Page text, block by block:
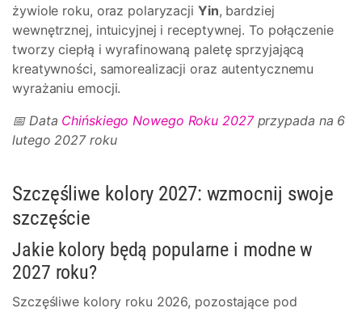
żywiole roku, oraz polaryzacji Yin, bardziej
wewnętrznej, intuicyjnej i receptywnej. To połączenie
tworzy ciepłą i wyrafinowaną paletę sprzyjającą
kreatywności, samorealizacji oraz autentycznemu
wyrażaniu emocji.
📅 Data Chińskiego Nowego Roku 2027przypada na 6
lutego 2027 roku
Szczęśliwe kolory 2027: wzmocnij swoje
szczęście
Jakie kolory będą popularne i modne w
2027 roku?
Szczęśliwe kolory roku 2026, pozostające pod